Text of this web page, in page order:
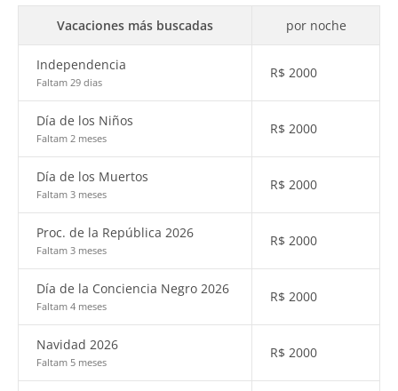
Vacaciones más buscadas por noche
Independencia
Faltam 29 dias
R$ 2000
Día de los Niños
Faltam 2 meses
R$ 2000
Día de los Muertos
Faltam 3 meses
R$ 2000
Proc. de la República 2026
Faltam 3 meses
R$ 2000
Día de la Conciencia Negro 2026
Faltam 4 meses
R$ 2000
Navidad 2026
Faltam 5 meses
R$ 2000